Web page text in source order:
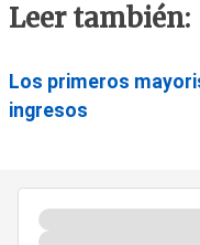
Leer también:
Los primeros
ingresos